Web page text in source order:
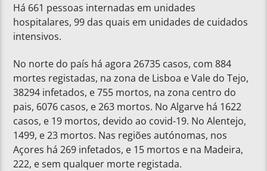
Há 661 pessoas internadas em unidades
hospitalares, 99 das quais em unidades de cuidados
intensivos.
No norte do país há agora 26735 casos, com 884
mortes registadas, na zona de Lisboa e Vale do Tejo,
38294 infetados, e 755 mortos, na zona centro do
pais, 6076 casos, e 263 mortos. No Algarve há 1622
casos, e 19 mortos, devido ao covid-19. No Alentejo,
1499, e 23 mortos. Nas regiões autónomas, nos
Açores há 269 infetados, e 15 mortos e na Madeira,
222, e sem qualquer morte registada.